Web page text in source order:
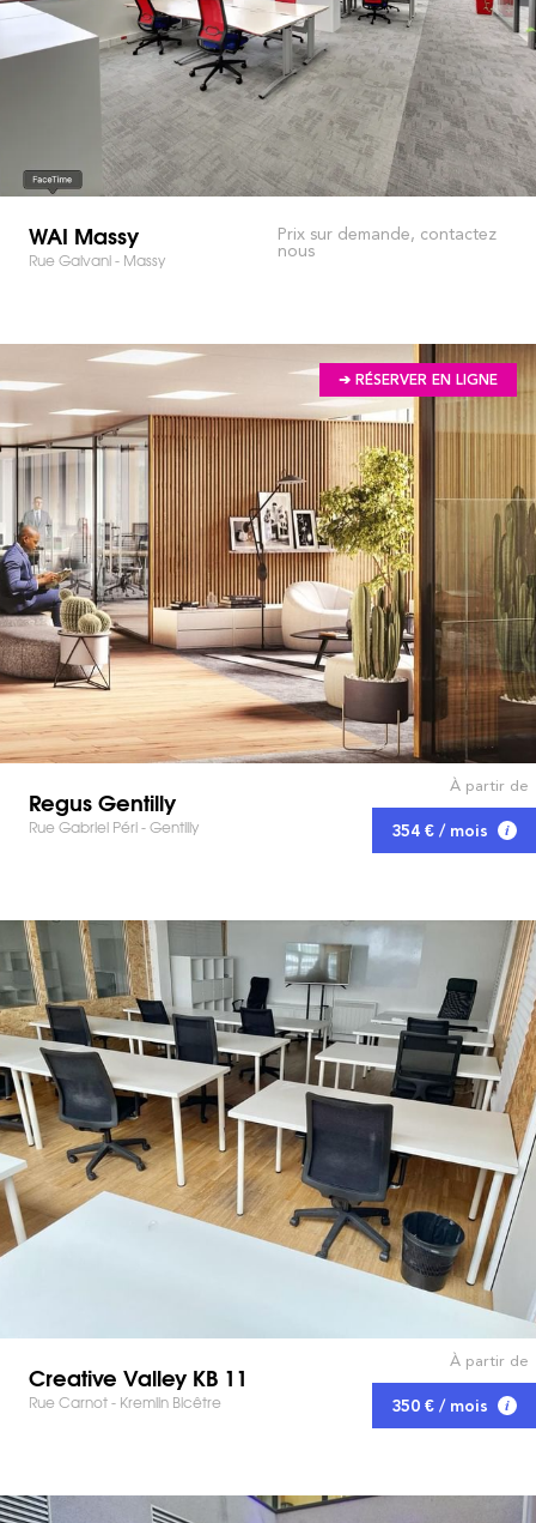
WAI Massy
Rue Galvani - Massy
Prix sur demande, contactez
nous
➔ RÉSERVER EN LIGNE
Regus Gentilly
Rue Gabriel Péri - Gentilly
À partir de
354 € / mois
Creative Valley KB 11
Rue Carnot - Kremlin Bicêtre
À partir de
350 € / mois